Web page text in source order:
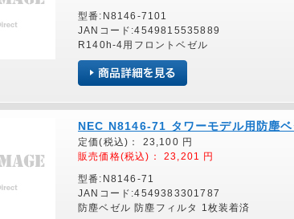
型番:N8146-7101
JANコード:4549815535889
R140h-4用フロントベゼル
NEC N8146-71 タワーモデル用防塵
定価(税込)： 23,100 円
販売価格(税込)： 23,201 円
型番:N8146-71
JANコード:4549383301787
防塵ベゼル 防塵フィルタ 1枚装着済